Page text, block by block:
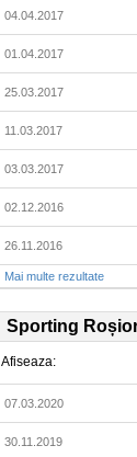
04.04.2017
01.04.2017
25.03.2017
11.03.2017
03.03.2017
02.12.2016
26.11.2016
Mai multe rezultate
Sporting
Afiseaza:
07.03.2020
30.11.2019